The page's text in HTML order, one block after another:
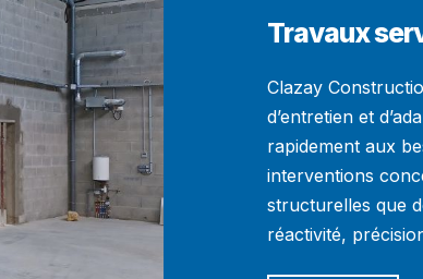
Travaux
Clazay
d’entretien et
rapidement aux
interventions
structurelles que
réactivité,